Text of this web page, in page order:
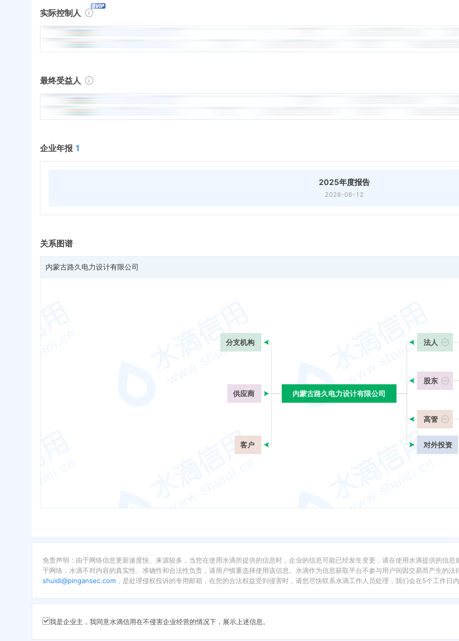
实际控制人
最终受益人
企业年报 1
2025年度报告
2026-06-12
关系图谱
内蒙古路久电力设计有限公司
内蒙古路久电力设计有限公司
分支机构
供应商
客户
内蒙古路久电力设计有限公司
法人
股东
高管
对外投资
免责声明：由于网络信息更新速度快、来源较多，当您在使用水滴所提供的信息时，企业的信息可能已经发生变更，请在使用水滴提供的信
于网络，水滴不对内容的真实性、准确性和合法性负责，请用户慎重选择使用该信息。水滴作为信息获取平台不参与用户间因交易而产生的
shuidi@pingansec.com ，是处理侵权投诉的专用邮箱，在您的合法权益受到侵害时，请您尽快联系水滴工作人员处理，我们会在5个工作日
我是企业主，我同意水滴信用在不侵害企业经营的情况下，展示上述信息。